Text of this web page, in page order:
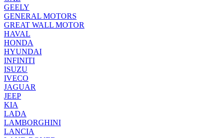
GEELY
GENERAL MOTORS
GREAT WALL MOTOR
HAVAL
HONDA
HYUNDAI
INFINITI
ISUZU
IVECO
JAGUAR
JEEP
KIA
LADA
LAMBORGHINI
LANCIA